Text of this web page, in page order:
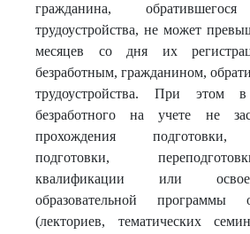
гражданина,
трудоустройства, не может
месяцев со дня их
безработным, гражданином,
трудоустройства. При этом
безработного на учете не
прохождения подготовки,
подготовки,
квалификации или
образовательной программы
(лекториев, тематических